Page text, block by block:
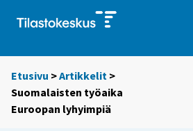
Etusivu >Artikkelit >
Suomalaisten työaika
Euroopan lyhyimpiä